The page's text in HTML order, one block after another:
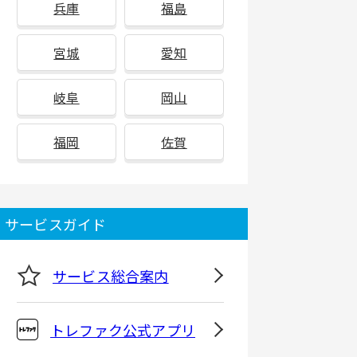
兵庫 福島
宮城 愛知
岐阜 岡山
福岡 佐賀
サービスガイド
サービス総合案内
トレファク公式アプリ